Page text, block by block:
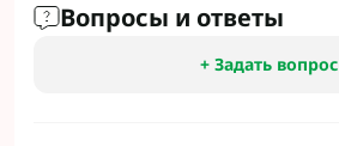
Вопросы и ответы
+ Задать вопрос